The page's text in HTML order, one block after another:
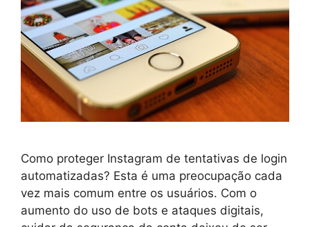
Como proteger Instagram de tentativas de login
automatizadas? Esta é uma preocupação cada
vez mais comum entre os usuários. Com o
aumento do uso de bots e ataques digitais,